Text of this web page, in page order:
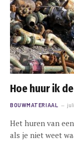
Hoe huur ik
BOUWMATERIAAL
Het huren van
als je niet weet